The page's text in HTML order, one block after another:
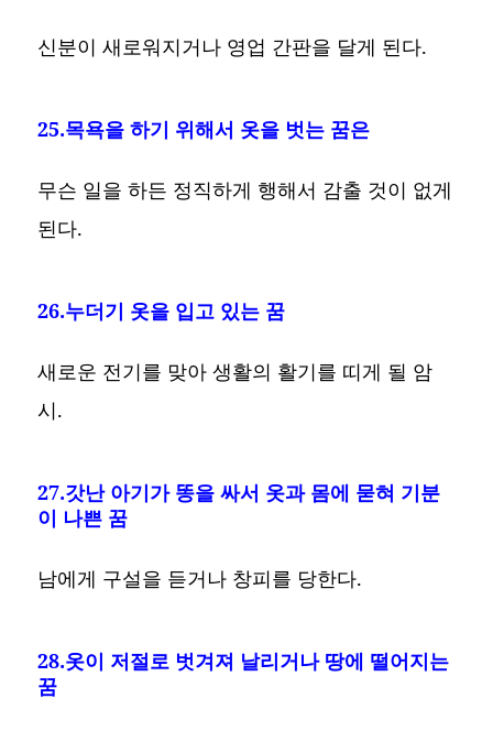
신분이 새로워지거나 영업 간판을 달게 된다.
25.목욕을 하기 위해서 옷을 벗는 꿈은
무슨 일을 하든 정직하게 행해서 감출 것이 없게
된다.
26.누더기 옷을 입고 있는 꿈
새로운 전기를 맞아 생활의 활기를 띠게 될 암
시.
27.갓난 아기가 똥을 싸서 옷과 몸에 묻혀 기분
이 나쁜 꿈
남에게 구설을 듣거나 창피를 당한다.
28.옷이 저절로 벗겨져 날리거나 땅에 떨어지는
꿈